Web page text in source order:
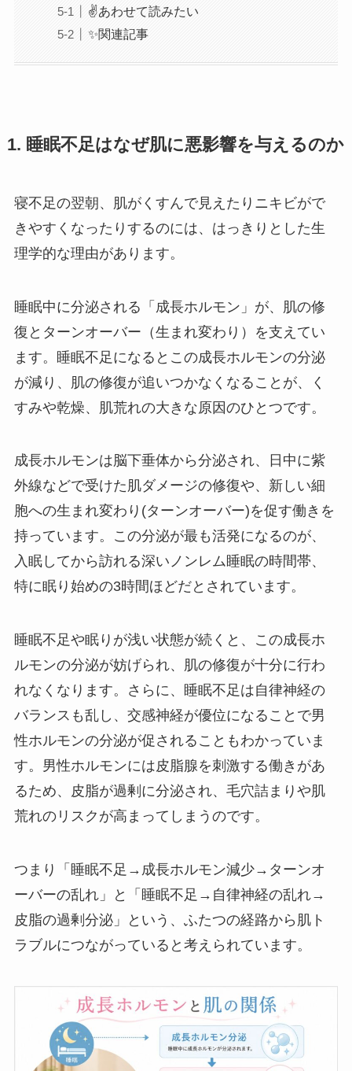
✌️あわせて読みたい
✨関連記事
1. 睡眠不足はなぜ肌に悪影響を与えるのか
寝不足の翌朝、肌がくすんで見えたりニキビがで
きやすくなったりするのには、はっきりとした生
理学的な理由があります。
睡眠中に分泌される「成長ホルモン」が、肌の修
復とターンオーバー（生まれ変わり）を支えてい
ます。睡眠不足になるとこの成長ホルモンの分泌
が減り、肌の修復が追いつかなくなることが、く
すみや乾燥、肌荒れの大きな原因のひとつです。
成長ホルモンは脳下垂体から分泌され、日中に紫
外線などで受けた肌ダメージの修復や、新しい細
胞への生まれ変わり(ターンオーバー)を促す働きを
持っています。この分泌が最も活発になるのが、
入眠してから訪れる深いノンレム睡眠の時間帯、
特に眠り始めの3時間ほどだとされています。
睡眠不足や眠りが浅い状態が続くと、この成長ホ
ルモンの分泌が妨げられ、肌の修復が十分に行わ
れなくなります。さらに、睡眠不足は自律神経の
バランスも乱し、交感神経が優位になることで男
性ホルモンの分泌が促されることもわかっていま
す。男性ホルモンには皮脂腺を刺激する働きがあ
るため、皮脂が過剰に分泌され、毛穴詰まりや肌
荒れのリスクが高まってしまうのです。
つまり「睡眠不足→成長ホルモン減少→ターンオ
ーバーの乱れ」と「睡眠不足→自律神経の乱れ→
皮脂の過剰分泌」という、ふたつの経路から肌ト
ラブルにつながっていると考えられています。